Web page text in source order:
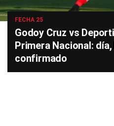
FECHA 25
Godoy Cruz vs
Primera Nacional:
confirmado